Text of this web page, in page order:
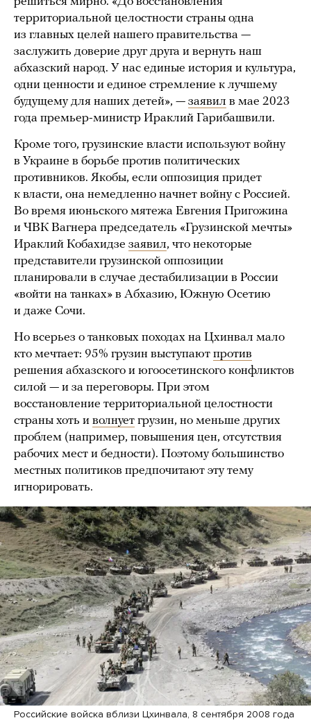
территориальной целостности страны одна
из главных целей нашего правительства —
заслужить доверие друг друга и вернуть наш
абхазский народ. У нас единые история и культура,
одни ценности и единое стремление к лучшему
будущему для наших детей», — заявил в мае 2023
года премьер-министр Ираклий Гарибашвили.
Кроме того, грузинские власти используют войну
в Украине в борьбе против политических
противников. Якобы, если оппозиция придет
к власти, она немедленно начнет войну с Россией.
Во время июньского мятежа Евгения Пригожина
и ЧВК Вагнера председатель «Грузинской мечты»
Ираклий Кобахидзе заявил, что некоторые
представители грузинской оппозиции
планировали в случае дестабилизации в России
«войти на танках» в Абхазию, Южную Осетию
и даже Сочи.
Но всерьез о танковых походах на Цхинвал мало
кто мечтает: 95% грузин выступают против
решения абхазского и югоосетинского конфликтов
силой — и за переговоры. При этом
восстановление территориальной целостности
страны хоть и волнует грузин, но меньше других
проблем (например, повышения цен, отсутствия
рабочих мест и бедности). Поэтому большинство
местных политиков предпочитают эту тему
игнорировать.
Российские войска вблизи Цхинвала, 8 сентября 2008 года